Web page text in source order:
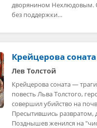
дворянином Нехлюдовым.
без поддержки…
Крейцерова соната
Лев Толстой
Крейцерова соната —
повесть Льва Толстого,
совершил убийство на
Пресытившись развратом,
Позднышев женился на